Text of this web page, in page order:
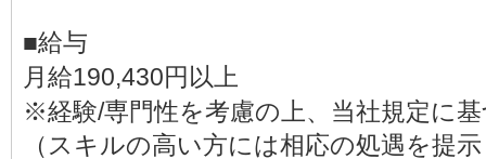
■給与
月給190,430円以上
※経験/専門性を考慮の上、当社規定に
（スキルの高い方には相応の処遇を提